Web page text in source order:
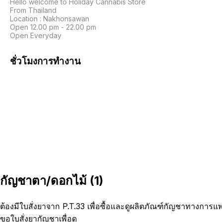
Hello welcome to Holiday Cannabis Store
From Thailand
Location : Nakhonsawan
Open 12.00 pm - 22.00 pm
Open Everyday
ชั่วโมงการทำงาน
กัญชาตา/ดอกไม้ (1)
ต้องมีใบสั่งยาจาก P.T.33 เพื่อซื้อและดูผลิตภัณฑ์กัญชาทางการแ
ขอใบสั่งยากัญชาเพื่อดู